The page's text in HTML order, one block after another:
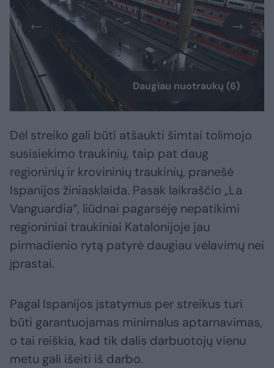
Daugiau nuotraukų (6)
Dėl streiko gali būti atšaukti šimtai tolimojo
susisiekimo traukinių, taip pat daug
regioninių ir krovininių traukinių, pranešė
Ispanijos žiniasklaida. Pasak laikraščio „La
Vanguardia“, liūdnai pagarsėję nepatikimi
regioniniai traukiniai Katalonijoje jau
pirmadienio rytą patyrė daugiau vėlavimų nei
įprastai.
Pagal Ispanijos įstatymus per streikus turi
būti garantuojamas minimalus aptarnavimas,
o tai reiškia, kad tik dalis darbuotojų vienu
metu gali išeiti iš darbo.